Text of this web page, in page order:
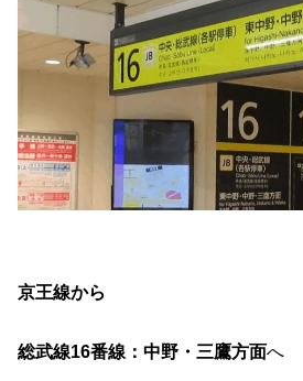
京王線から
総武線16番線：中野・三鷹方面へ